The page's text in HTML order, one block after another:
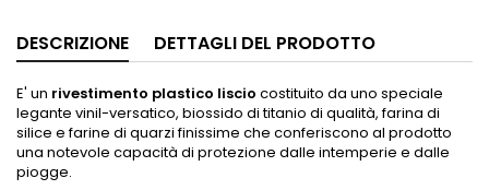
DESCRIZIONE DETTAGLI DEL PRODOTTO
E' un rivestimento plastico liscio costituito da uno speciale
legante vinil-versatico, biossido di titanio di qualità, farina di
silice e farine di quarzi finissime che conferiscono al prodotto
una notevole capacità di protezione dalle intemperie e dalle
piogge.